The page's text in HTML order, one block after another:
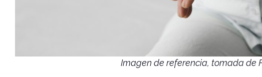
Imagen de referencia, tomada de